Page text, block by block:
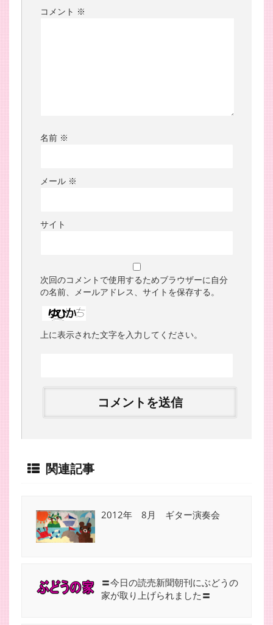
コメント ※
名前 ※
メール ※
サイト
次回のコメントで使用するためブラウザーに自分
の名前、メールアドレス、サイトを保存する。
上に表示された文字を入力してください。
関連記事
2012年 8月 ギター演奏会
〓今日の読売新聞朝刊にぶどうの
家が取り上げられました〓